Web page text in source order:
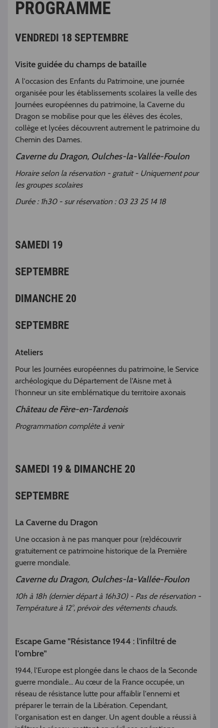
PROGRAMME
VENDREDI 18 SEPTEMBRE
Visite guidée du champs de bataille
A l'occasion des Enfants du Patrimoine, une journée
organisée pour les établissements scolaires la veille des
Journées européennes du patrimoine, la Caverne du
Dragon se mobilise pour que les élèves des écoles,
collège et lycées découvrent autrement le patrimoine du
Chemin des Dames.
Caverne du Dragon, Oulches-la-Vallée-Foulon
Horaire selon la réservation - gratuit - Uniquement pour
les groupes scolaires
Durée : 1h30 - sur réservation : 03 23 25 14 18
SAMEDI 19
SEPTEMBRE
DIMANCHE 20
SEPTEMBRE
Ateliers
Pour les Journées européennes du patrimoine, le Service
archéologique du Département de l'Aisne met à
l'honneur un site emblématique du territoire axonais
Château de Fère-en-Tardenois
Programmation complète à venir
SAMEDI 19 & DIMANCHE 20
SEPTEMBRE
La Caverne du Dragon
Une occasion à ne pas manquer pour (re)découvrir
gratuitement ce patrimoine historique de la Première
guerre mondiale.
Caverne du Dragon, Oulches-la-Vallée-Foulon
10h à 18h (dernier départ à 16h30) - Pas de réservation -
Température à 12°, prévoir des vêtements chauds.
Escape Game "Résistance 1944 : l'infiltré de
l'ombre"
1944, l'Europe est plongée dans le chaos de la Seconde
guerre mondiale... Au cœur de la France occupée, un
réseau de résistance lutte pour affaiblir l'ennemi et
préparer le terrain de la Libération. Cependant,
l'organisation est en danger. Un agent double a réussi à